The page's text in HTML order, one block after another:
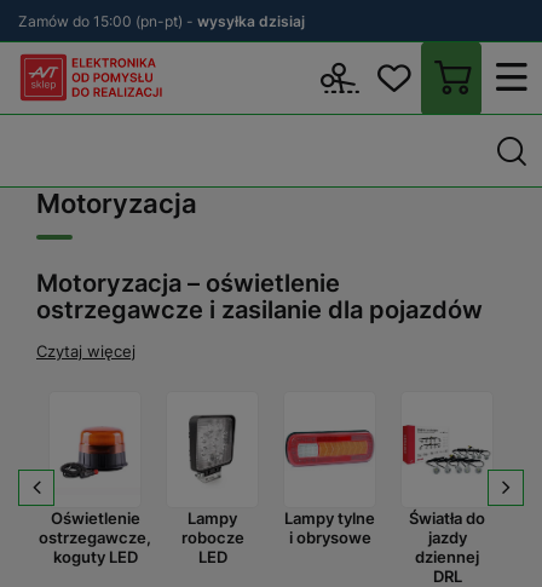
Zamów do 15:00 (pn-pt) - wysyłka dzisiaj
Motoryzacja
Motoryzacja – oświetlenie
ostrzegawcze i zasilanie dla pojazdów
Czytaj więcej
Oświetlenie
ostrzegawcze,
koguty LED
Lampy
robocze
LED
Lampy tylne
i obrysowe
Światła do
jazdy
dziennej
DRL